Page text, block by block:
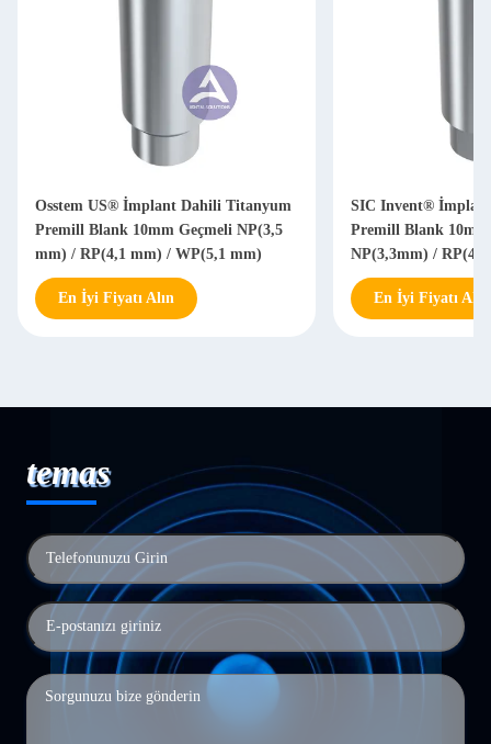
Osstem US® İmplant Dahili Titanyum
Premill Blank 10mm Geçmeli NP(3,5
mm) / RP(4,1 mm) / WP(5,1 mm)
En İyi Fiyatı Alın
SIC Invent®
Premill Blank
NP(3,3mm) /
En İyi Fiyatı Alın
temas